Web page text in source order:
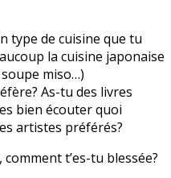
type de cuisine que tu
la cuisine japonaise
miso…)
As-tu des livres
bien écouter quoi
artistes préférés?
t’es-tu blessée?